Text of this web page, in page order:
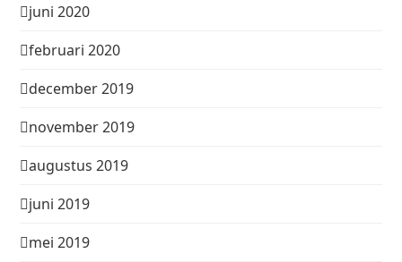
juni 2020
februari 2020
december 2019
november 2019
augustus 2019
juni 2019
mei 2019